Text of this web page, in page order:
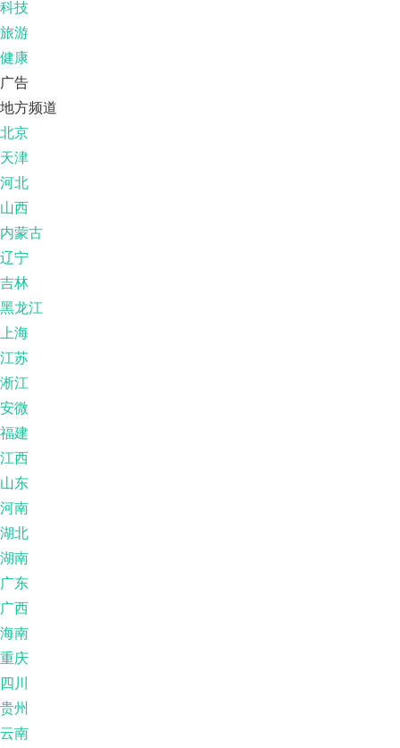
科技
旅游
健康
广告
地方频道
北京
天津
河北
山西
内蒙古
辽宁
吉林
黑龙江
上海
江苏
淅江
安微
福建
江西
山东
河南
湖北
湖南
广东
广西
海南
重庆
四川
贵州
云南